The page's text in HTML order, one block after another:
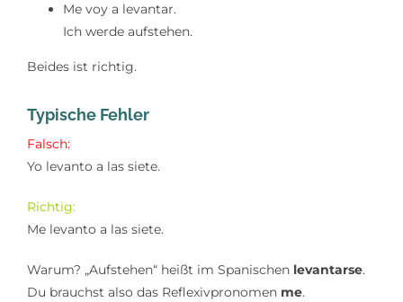
Me voy a levantar.
Ich werde aufstehen.
Beides ist richtig.
Typische Fehler
Falsch:
Yo levanto a las siete.
Richtig:
Me levanto a las siete.
Warum? „Aufstehen“ heißt im Spanischen levantarse.
Du brauchst also das Reflexivpronomen me.